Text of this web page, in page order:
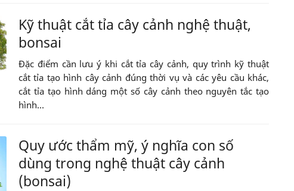
Kỹ thuật cắt tỉa cây cảnh nghệ thuật,
bonsai
Đặc điểm cần lưu ý khi cắt tỉa cây cảnh, quy trình kỹ thuật
cắt tỉa tạo hình cây cảnh đúng thời vụ và các yêu cầu khác,
cắt tỉa tạo hình dáng một số cây cảnh theo nguyên tắc tạo
hình...
Quy ước thẩm mỹ, ý nghĩa con số
dùng trong nghệ thuật cây cảnh
(bonsai)